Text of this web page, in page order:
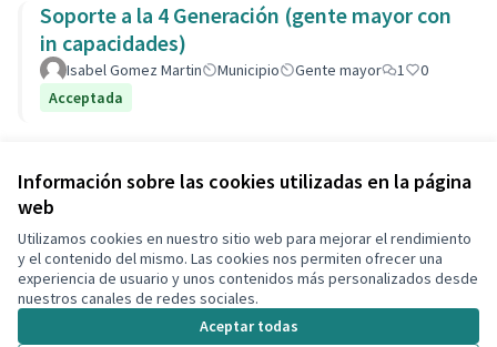
Información sobre las cookies utilizadas en la página
web
Utilizamos cookies en nuestro sitio web para mejorar el rendimiento
y el contenido del mismo. Las cookies nos permiten ofrecer una
experiencia de usuario y unos contenidos más personalizados desde
nuestros canales de redes sociales.
Aceptar todas
Soporte a la 4 Generación (gente mayor con
in capacidades)
Isabel Gomez Martin Municipio Gente mayor 1
0
Acceptada
Ver todas las propuestas retiradas
Términos y condiciones de uso
Configuración de cookies
Decidim Calafell en X
(Enlace externo)
Decidim Calafell en Facebook
Decidim Calafell en YouTube
Decidim Calafell en GitHub
(Enlace externo)